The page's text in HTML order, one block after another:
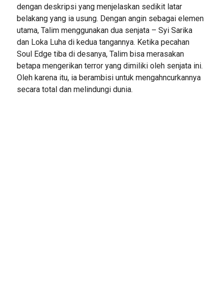
dengan deskripsi yang menjelaskan sedikit latar
belakang yang ia usung. Dengan angin sebagai elemen
utama, Talim menggunakan dua senjata – Syi Sarika
dan Loka Luha di kedua tangannya. Ketika pecahan
Soul Edge tiba di desanya, Talim bisa merasakan
betapa mengerikan terror yang dimiliki oleh senjata ini.
Oleh karena itu, ia berambisi untuk mengahncurkannya
secara total dan melindungi dunia.